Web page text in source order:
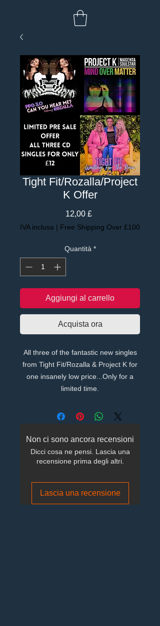
Tight Fit/Rozalla/Project
K Offer
12,00 £Prezzo
IVA inclusa | Free Shipping Over £100
Quantità *
Aggiungi al carrello
Acquista ora
All three of the fantastic new singles
from Tight Fit/Rozalla & Project K for
one insanely low price...Only for a
limited time.
Non ci sono ancora recensioni
Dicci cosa ne pensi. Lascia una
recensione prima degli altri.
Lascia una recensione